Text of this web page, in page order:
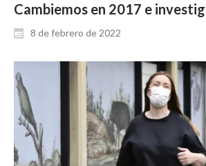
Cambiemos en 2017 e
8 de febrero de 2022